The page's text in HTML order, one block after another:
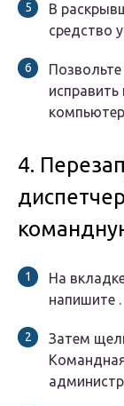
В
средство
исправить
4.
На
напишите .
Затем